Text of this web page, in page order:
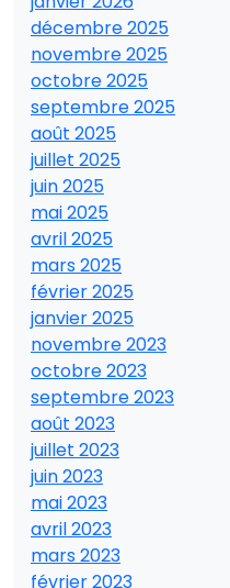
décembre 2025
novembre 2025
octobre 2025
septembre 2025
août 2025
juillet 2025
juin 2025
mai 2025
avril 2025
mars 2025
février 2025
janvier 2025
novembre 2023
octobre 2023
septembre 2023
août 2023
juillet 2023
juin 2023
mai 2023
avril 2023
mars 2023
février 2023